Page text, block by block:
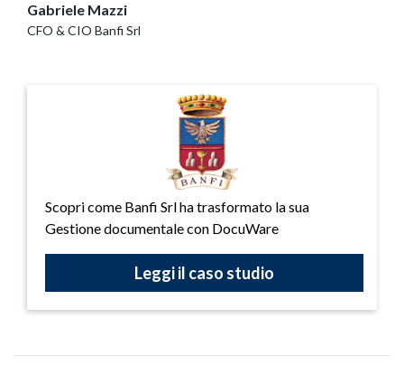
Gabriele Mazzi
CFO & CIO Banfi Srl
Scopri come Banfi Srl ha trasformato la sua
Gestione documentale con DocuWare
Leggi il caso studio